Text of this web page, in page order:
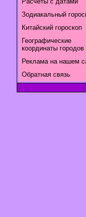
Зодиакальный
Китайский гороскоп
Географические
координаты городов
Реклама на нашем
Обратная связь